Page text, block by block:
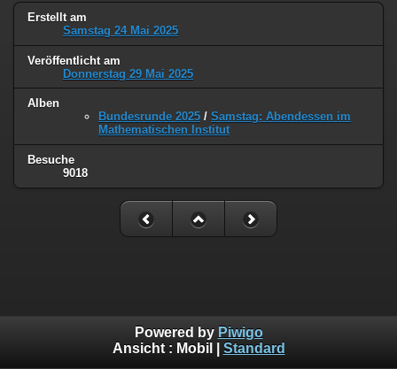
Erstellt am
Samstag 24 Mai 2025
Veröffentlicht am
Donnerstag 29 Mai 2025
Alben
Bundesrunde 2025 / Samstag: Abendessen im
Mathematischen Institut
Besuche
9018
Powered by Piwigo
Ansicht : Mobil Standard